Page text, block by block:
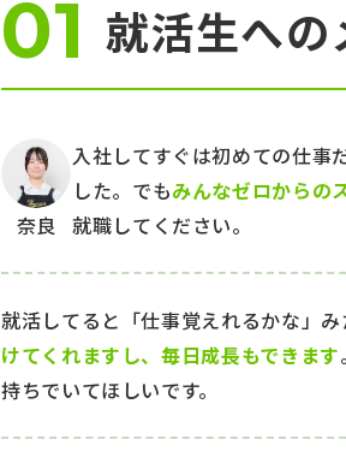
就活生への
奈良
入社してすぐは初めての仕事
した。でもみんなゼロからの
就職してください。
就活してると「仕事覚えれるかな」
けてくれますし、毎日成長もできます
持ちでいてほしいです。